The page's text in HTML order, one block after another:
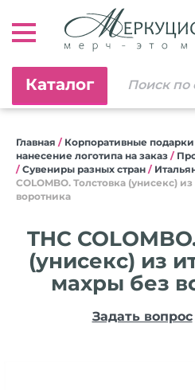
Каталог
Главная / Корпоративные подарки
нанесение логотипа на заказ /
/ Сувениры разных стран /
COLOMBO. Толстовка (унисекс)
воротника
THC
(унисекс) из
махры без
Задать вопрос